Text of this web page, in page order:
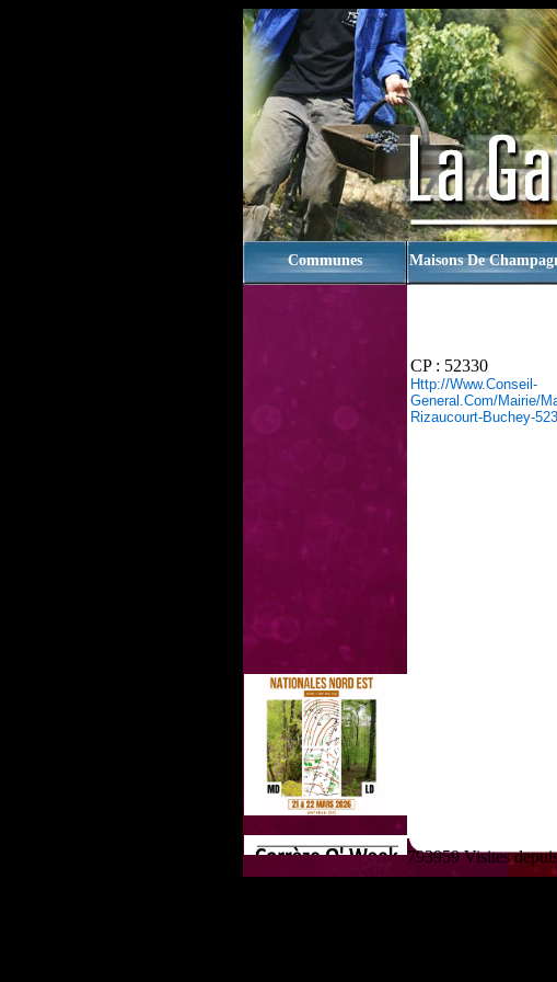
Communes Maisons De
CP : 52330
Http://www.conseil-
General.com/mairie/
Rizaucourt-Buchey-
793959 Visites